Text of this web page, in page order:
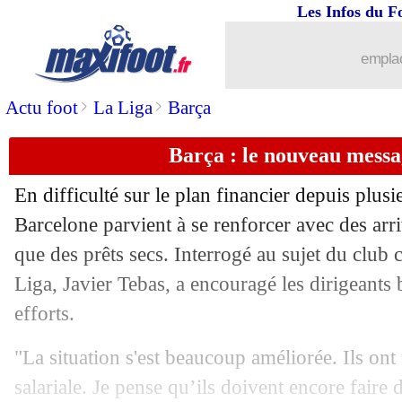
Actu foot> La Liga> Barça
Les Infos du
Barça : le nouveau
En difficulté sur le plan financier depuis
Barcelone parvient à se renforcer avec des
que des prêts secs. Interrogé au sujet du club
Liga, Javier Tebas, a encouragé les
efforts.
"La situation s'est beaucoup améliorée. Ils
salariale. Je pense qu’ils doivent encore faire
OM: Larguet défend Kamara
27/09 Barça
27/09 Divers: Cahuzac vise un poste de
27/09 CAN: Tanzanie, Kenya et Ouganda
27/09 LFP: Labrune répond à Canal+
27/09 VIDEO: Gattuso est à Marseille
27/09 OM: supporters, à quand